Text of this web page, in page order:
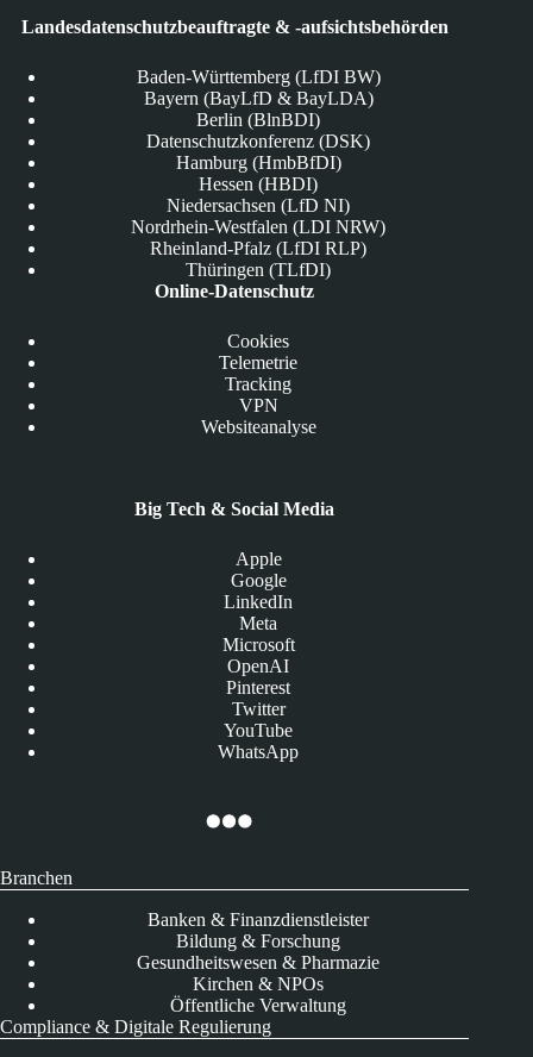
Landesdatenschutzbeauftragte & -aufsichtsbehörden
Baden-Württemberg (LfDI BW)
Bayern (BayLfD & BayLDA)
Berlin (BlnBDI)
Datenschutzkonferenz (DSK)
Hamburg (HmbBfDI)
Hessen (HBDI)
Niedersachsen (LfD NI)
Nordrhein-Westfalen (LDI NRW)
Rheinland-Pfalz (LfDI RLP)
Thüringen (TLfDI)
Online-Datenschutz
Cookies
Telemetrie
Tracking
VPN
Websiteanalyse
Big Tech & Social Media
Apple
Google
LinkedIn
Meta
Microsoft
OpenAI
Pinterest
Twitter
YouTube
WhatsApp
Branchen
Banken & Finanzdienstleister
Bildung & Forschung
Gesundheitswesen & Pharmazie
Kirchen & NPOs
Öffentliche Verwaltung
Compliance & Digitale Regulierung